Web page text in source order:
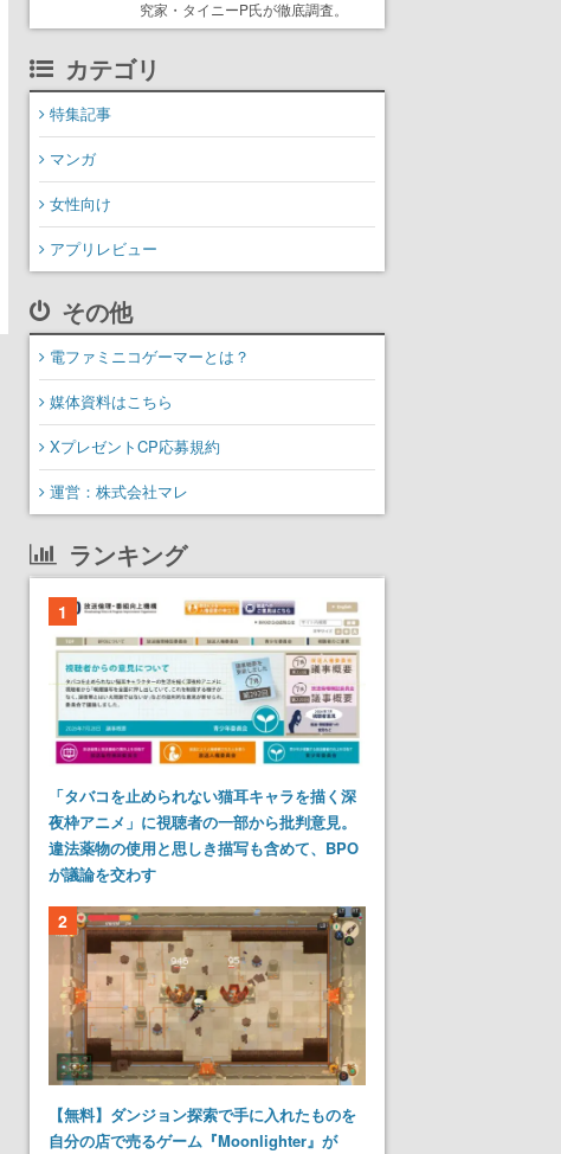
究家・タイニーP氏が徹底調査。
カテゴリ
特集記事
マンガ
女性向け
アプリレビュー
その他
電ファミニコゲーマーとは？
媒体資料はこちら
XプレゼントCP応募規約
運営：株式会社マレ
ランキング
1
「タバコを止められない猫耳キャラを描く深
夜枠アニメ」に視聴者の一部から批判意見。
違法薬物の使用と思しき描写も含めて、BPO
が議論を交わす
2
【無料】ダンジョン探索で手に入れたものを
自分の店で売るゲーム『Moonlighter』が